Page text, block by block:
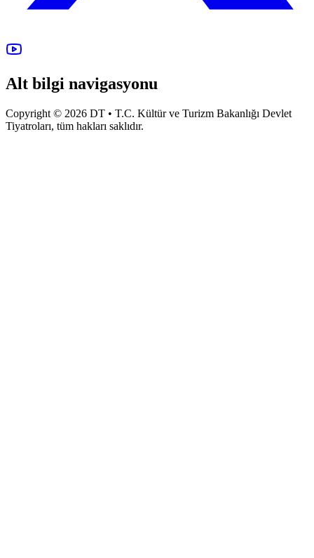
Alt bilgi navigasyonu
Copyright © 2026 DT • T.C. Kültür ve Turizm Bakanlığı Devlet
Tiyatroları, tüm hakları saklıdır.